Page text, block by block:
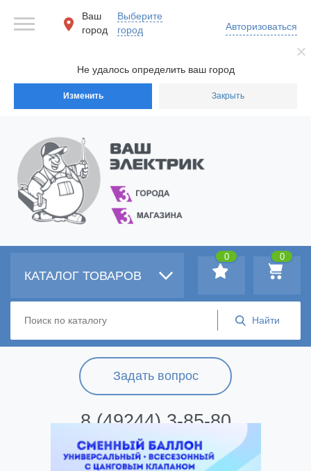
Не удалось определить ваш город
Изменить Закрыть
Ваш
город
Выберите
город
Авторизоваться
Задать вопрос
8 (49244) 3-85-80
КАТАЛОГ ТОВАРОВ
0
0